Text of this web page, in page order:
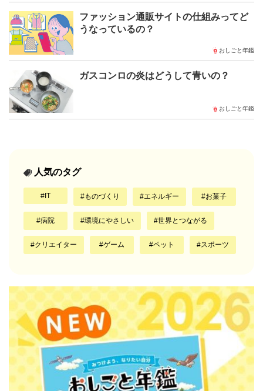
ファッション通販サイトの仕組みってど
うなっているの？
おしごと年鑑
ガスコンロの炎はどうして青いの？
おしごと年鑑
人気のタグ
IT ものづくり エネルギー お菓子
病院 環境にやさしい 世界とつながる
クリエイター ゲーム ペット スポーツ